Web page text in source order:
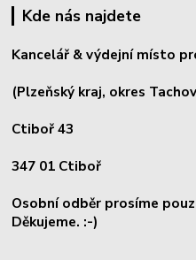
Kde nás najdete
Kancelář & výdejní místo
(Plzeňský kraj, okres
Ctiboř 43
347 01 Ctiboř
Osobní odběr prosíme
Děkujeme. :-)